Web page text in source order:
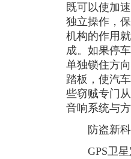
既可以使加
独立操作，
机构的作用
成。如果停
单独锁住方
踏板，使汽
些窃贼专门
音响系统与
防盗新科
GPS卫星